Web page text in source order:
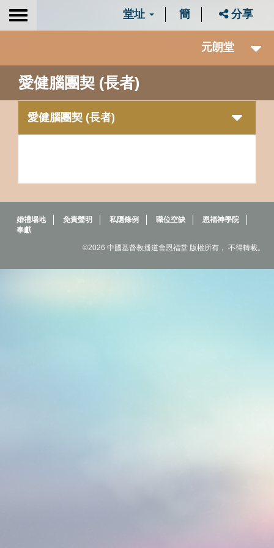
Toggle
堂址 簡 分享
元朗堂
愛健腦團契 (長者)
愛健腦團契 (長者)
婚禮場地 免責聲明 私隱條例 職位空缺
恩福神學院
奉獻
©2026 中國基督教播道會恩福堂 版權所有， 不得轉載。